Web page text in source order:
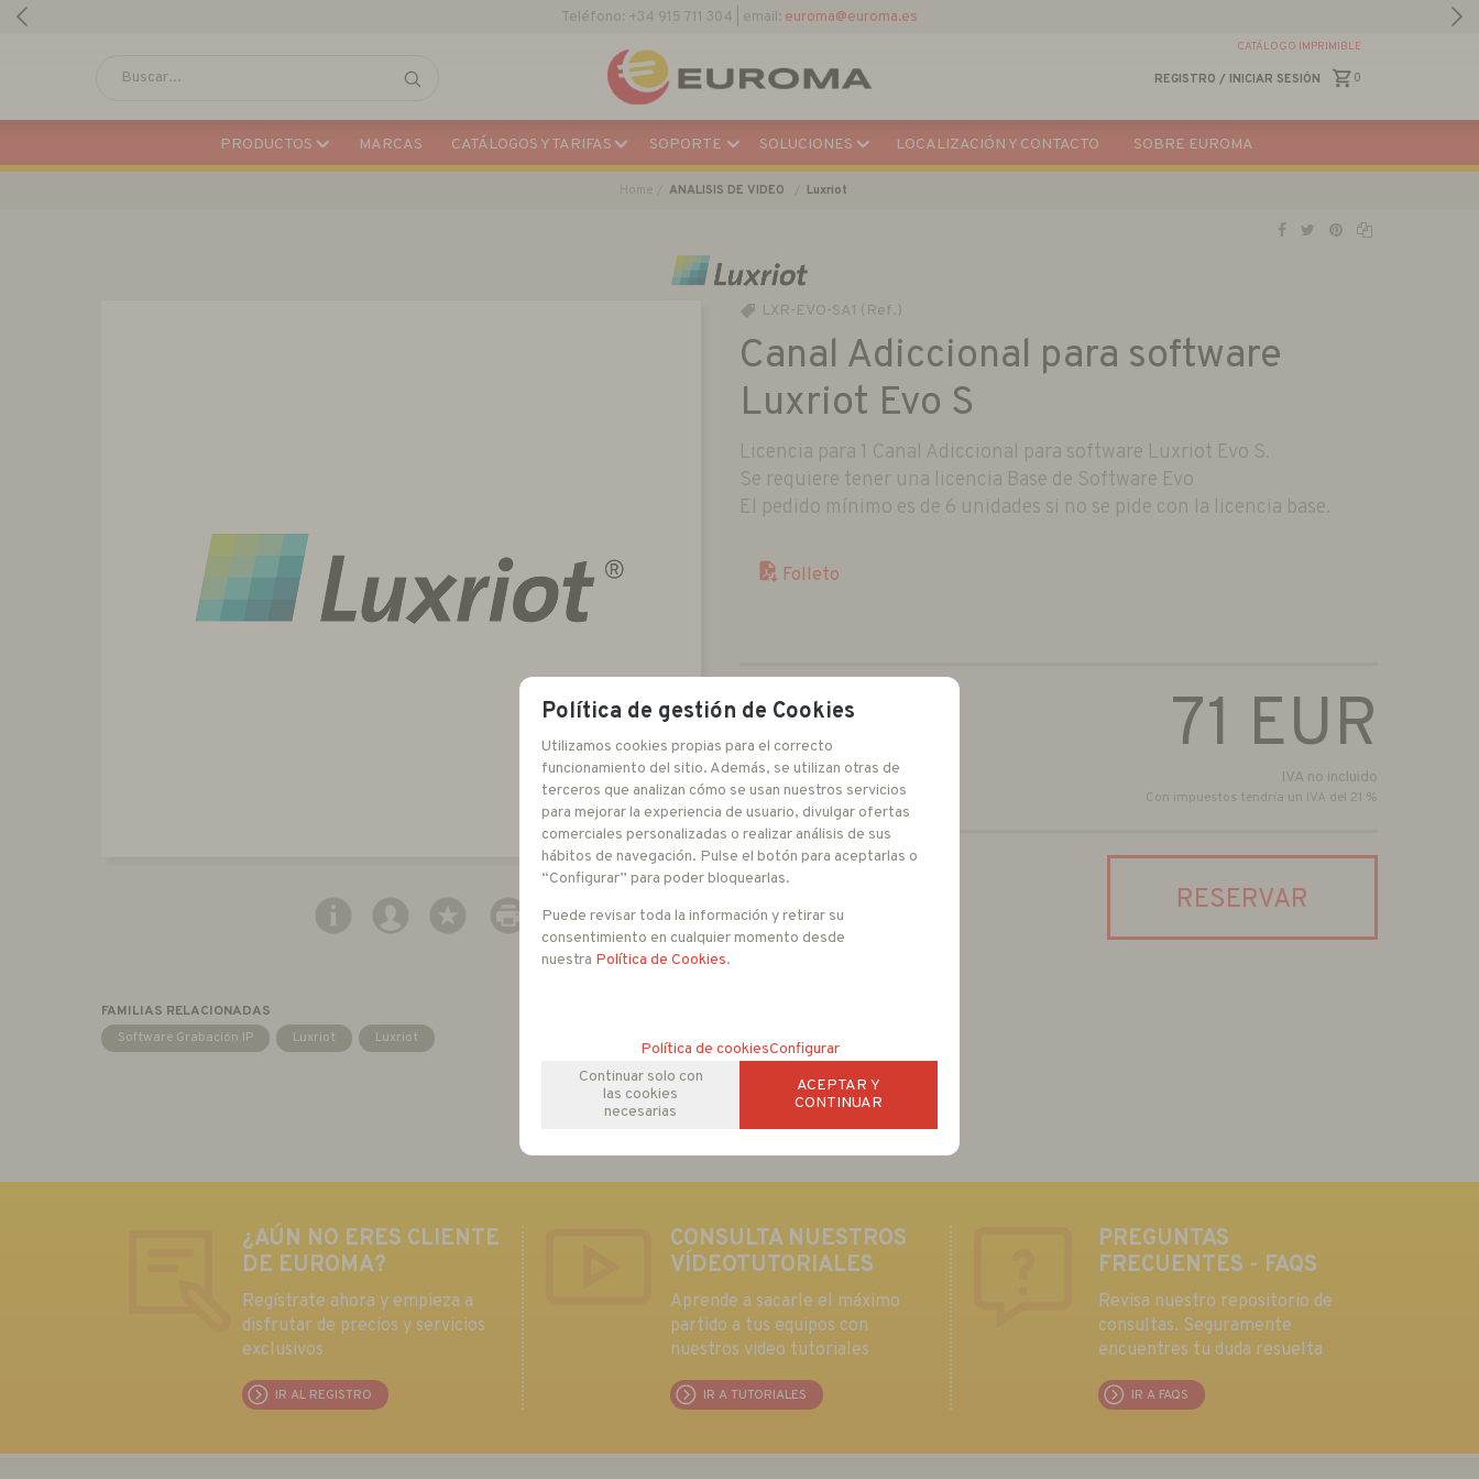
Teléfono: +34 915 711 304 | email: euroma@euroma.es
REGISTRO / INICIAR SESIÓN 0
CATÁLOGO IMPRIMIBLE
PRODUCTOS MARCAS CATÁLOGOS Y TARIFAS SOPORTE SOLUCIONES LOCALIZACIÓN Y CONTACTO SOBRE EUROMA
Home ANALISIS DE VIDEO Luxriot
LXR-EVO-SA1 (Ref.)
Canal Adiccional para software
Luxriot Evo S
Licencia para 1 Canal Adiccional para software Luxriot Evo S.
Se requiere tener una licencia Base de Software Evo
El pedido mínimo es de 6 unidades si no se pide con la licencia base.
Folleto
71 EUR
IVA no incluido
Con impuestos tendría un IVA del 21 %
-
unidades
RESERVAR
FAMILIAS RELACIONADAS
Software Grabación IP
Luxriot Luxriot
¿AÚN NO ERES CLIENTE
DE EUROMA?
Regístrate ahora y empieza a
disfrutar de precios y servicios
exclusivos
IR AL REGISTRO
CONSULTA NUESTROS
VÍDEOTUTORIALES
Aprende a sacarle el máximo
partido a tus equipos con
nuestros video tutoriales
IR A TUTORIALES
PREGUNTAS
FRECUENTES - FAQS
Revisa nuestro repositorio de
consultas. Seguramente
encuentres tu duda resuelta
IR A FAQS
Política de gestión de Cookies
Utilizamos cookies propias para el correcto
funcionamiento del sitio. Además, se utilizan otras de
terceros que analizan cómo se usan nuestros servicios
para mejorar la experiencia de usuario, divulgar ofertas
comerciales personalizadas o realizar análisis de sus
hábitos de navegación. Pulse el botón para aceptarlas o
“Configurar” para poder bloquearlas.
Puede revisar toda la información y retirar su
consentimiento en cualquier momento desde
nuestra Política de Cookies.
Política de cookiesConfigurar
Continuar solo con
las cookies
necesarias
ACEPTAR Y
CONTINUAR